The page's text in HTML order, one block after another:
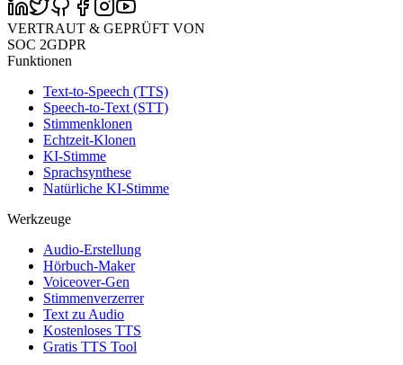
VERTRAUT & GEPRÜFT VON
SOC 2GDPR
Funktionen
Text-to-Speech (TTS)
Speech-to-Text (STT)
Stimmenklonen
Echtzeit-Klonen
KI-Stimme
Sprachsynthese
Natürliche KI-Stimme
Werkzeuge
Audio-Erstellung
Hörbuch-Maker
Voiceover-Gen
Stimmenverzerrer
Text zu Audio
Kostenloses TTS
Gratis TTS Tool